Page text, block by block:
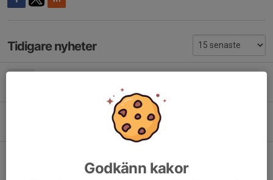
Tidigare nyheter
2 apr, 13:24 0
Godkänn kakor